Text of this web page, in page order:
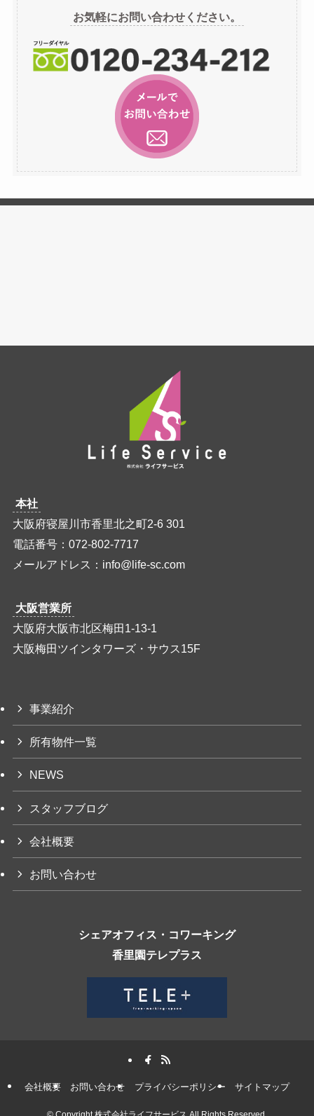
イ
ブ
お気軽にお問い合わせください。
本社
大阪府寝屋川市香里北之町2-6 301
電話番号：072-802-7717
メールアドレス：info@life-sc.com
大阪営業所
大阪府大阪市北区梅田1-13-1
大阪梅田ツインタワーズ・サウス15F
事業紹介
所有物件一覧
NEWS
スタッフブログ
会社概要
お問い合わせ
シェアオフィス・コワーキング
香里園テレプラス
会社概要 お問い合わせ プライバシーポリシー サイトマップ